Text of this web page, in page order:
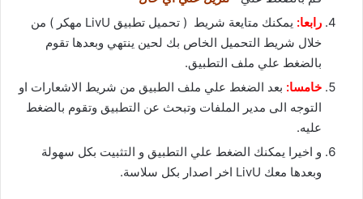
رابعا:
يمكنك متايعة شريط ( تحميل تطبيق LivU مهكر ) من
خلال شريط التحميل الخاص بك لحين ينتهي وبعدها تقوم
بالضغط علي ملف التطبيق.
خامسا: بعد الضغط علي ملف الطبيق من شريط الاشعارات او
التوجه الى مدير الملفات وتبحث عن التطبيق وتقوم بالضغط
عليه.
و اخيرا يمكنك الضغط علي التطبيق و التثبيت بكل سهولة
وبعدها معك LivU اخر اصدار بكل سلاسة.